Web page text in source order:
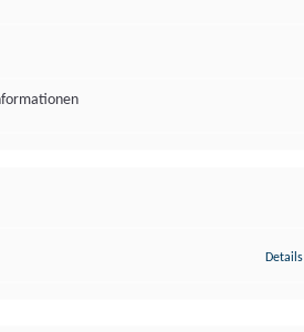
Details